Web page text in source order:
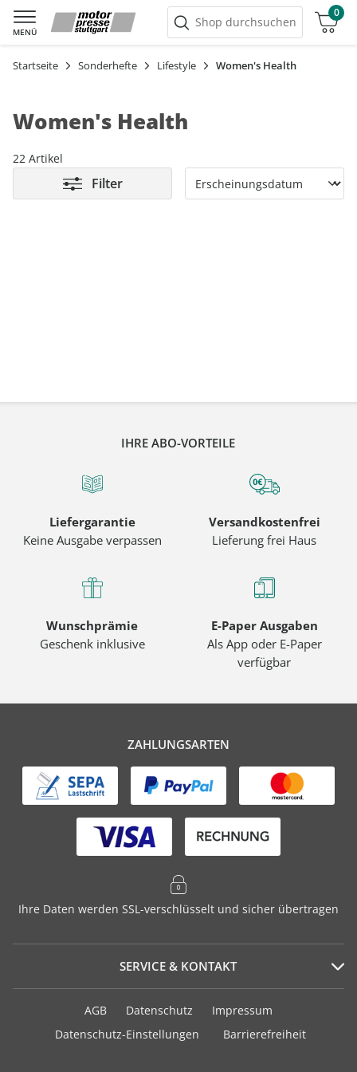
MENÜ
Shop durchsuchen
0
Warenkorb
Startseite Sonderhefte Lifestyle Women's Health
Women's Health
22 Artikel
Filter
IHRE ABO-VORTEILE
Liefergarantie
Keine Ausgabe verpassen
Versandkostenfrei
Lieferung frei Haus
Wunschprämie
Geschenk inklusive
E-Paper Ausgaben
Als App oder E-Paper
verfügbar
ZAHLUNGSARTEN
Ihre Daten werden SSL-verschlüsselt und sicher übertragen
SERVICE & KONTAKT
Serviceportal
Versand und Zahlung
AGB Datenschutz
Impressum
Datenschutz-Einstellungen
Barrierefreiheit